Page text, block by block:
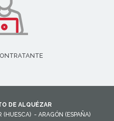
DE ALQUÉZAR
(HUESCA) - ARAGÓN (ESPAÑA)